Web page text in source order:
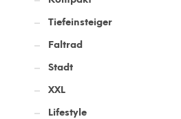
Tiefeinsteiger
Faltrad
Stadt
XXL
Lifestyle